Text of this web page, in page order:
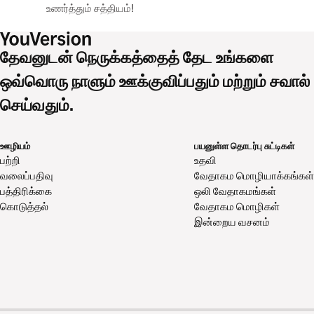
உணர்த்தும் சத்தியம்!
தேவனுடன் நெருக்கத்தைத் தேட உங்களை
ஒவ்வொரு நாளும் ஊக்குவிப்பதும் மற்றும் சவால்
செய்வதும்.
ஊழியம்
பற்றி
வலைப்பதிவு
பத்திரிக்கை
கொடுத்தல்
பயனுள்ள தொடர்பு சுட்டிகள்
உதவி
வேதாகம மொழியாக்கங்கள்
ஒலி வேதாகமங்கள்
வேதாகம மொழிகள்
இன்றைய வசனம்